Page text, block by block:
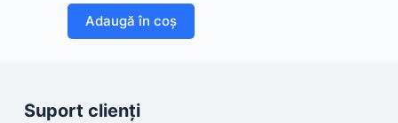
Adaugă în coș
Suport clienți